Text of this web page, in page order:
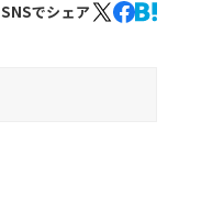
SNSでシェア